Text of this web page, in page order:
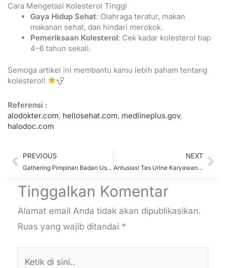
Cara Mengetasi Kolesterol Tinggi
Gaya Hidup Sehat: Olahraga teratur, makan
makanan sehat, dan hindari merokok.
Pemeriksaan Kolesterol: Cek kadar kolesterol tiap
4–6 tahun sekali.
Semoga artikel ini membantu kamu lebih paham tentang
kolesterol!
Referensi :
alodokter.com, hellosehat.com, medlineplus.gov,
halodoc.com
Prev
PREVIOUS
Gathering Pimpinan Badan Usaha Dalam Acara Peringatan Bulan K3
NEXT
Antusias! Tes Urine Karyawan Dinas Perhubungan Prov. Jatim
Tinggalkan Komentar
Alamat email Anda tidak akan dipublikasikan.
Ruas yang wajib ditandai *